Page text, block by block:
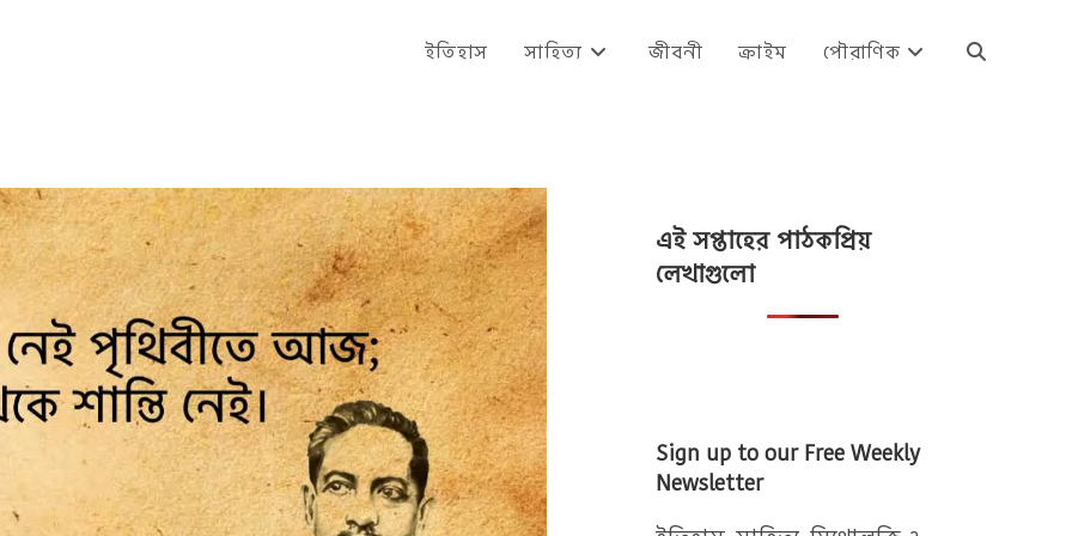
ইতিহাস সাহিত্য জীবনী ক্রাইম পৌরাণিক Toggle
এই সপ্তাহের পাঠকপ্রিয়
লেখাগুলো
Sign up to our Free Weekly
Newsletter